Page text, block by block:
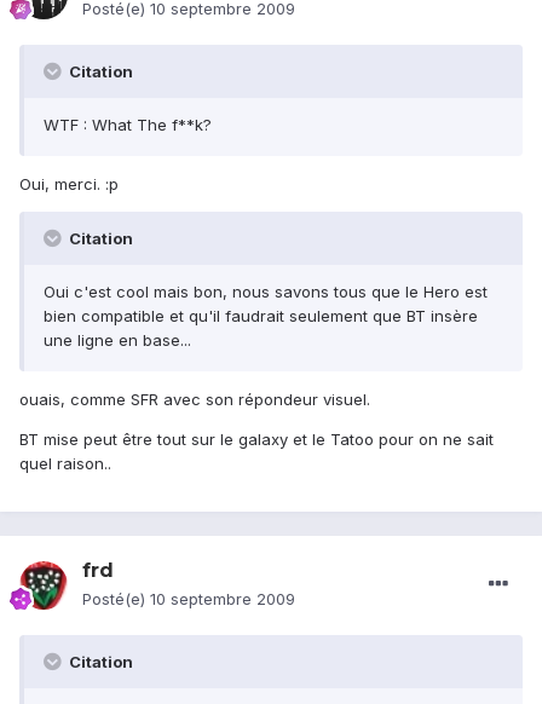
Posté(e) 10 septembre 2009
Citation
WTF : What The f**k?
Oui, merci. :p
Citation
Oui c'est cool mais bon, nous savons tous que le Hero est
bien compatible et qu'il faudrait seulement que BT insère
une ligne en base...
ouais, comme SFR avec son répondeur visuel.
BT mise peut être tout sur le galaxy et le Tatoo pour on ne sait
quel raison..
frd
Posté(e) 10 septembre 2009
Citation